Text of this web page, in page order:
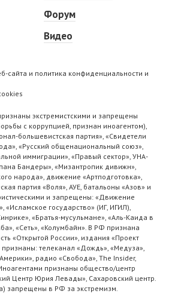
Форум
Видео
сайта и политика конфиденциальности и
экстремистскими и запрещены
с коррупцией, признан иноагентом),
большевистская партия», «Свидетели
«Русский общенациональный союз»,
иммиграции», «Правый сектор», УНА-
Бандеры», «Мизантропик дивижн»,
народа», движение «Артподготовка»,
партия «Воля», АУЕ, батальоны «Азов» и
и запрещены: «Движение
«Исламское государство» (ИГ, ИГИЛ),
«Братья-мусульмане», «Аль-Каида в
«Сеть», «Колумбайн». В РФ признана
«Открытой России», издания «Проект
телеканал «Дождь», «Медуза»,
радио «Свобода», The Insider,
признаны общество/центр
Центр Юрия Левады», Сахаровский центр.
запрещены в РФ за экстремизм.